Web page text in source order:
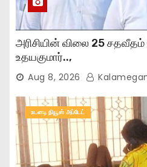
அரிசியின் விலை 25 சதவீதம்
உதயகுமார்..,
Aug 8, 2026
உடனடி நியூஸ் அப்டேட்